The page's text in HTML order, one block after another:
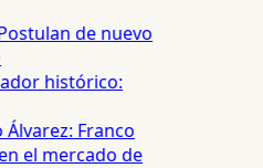
de nuevo
histórico:
Franco
el mercado de